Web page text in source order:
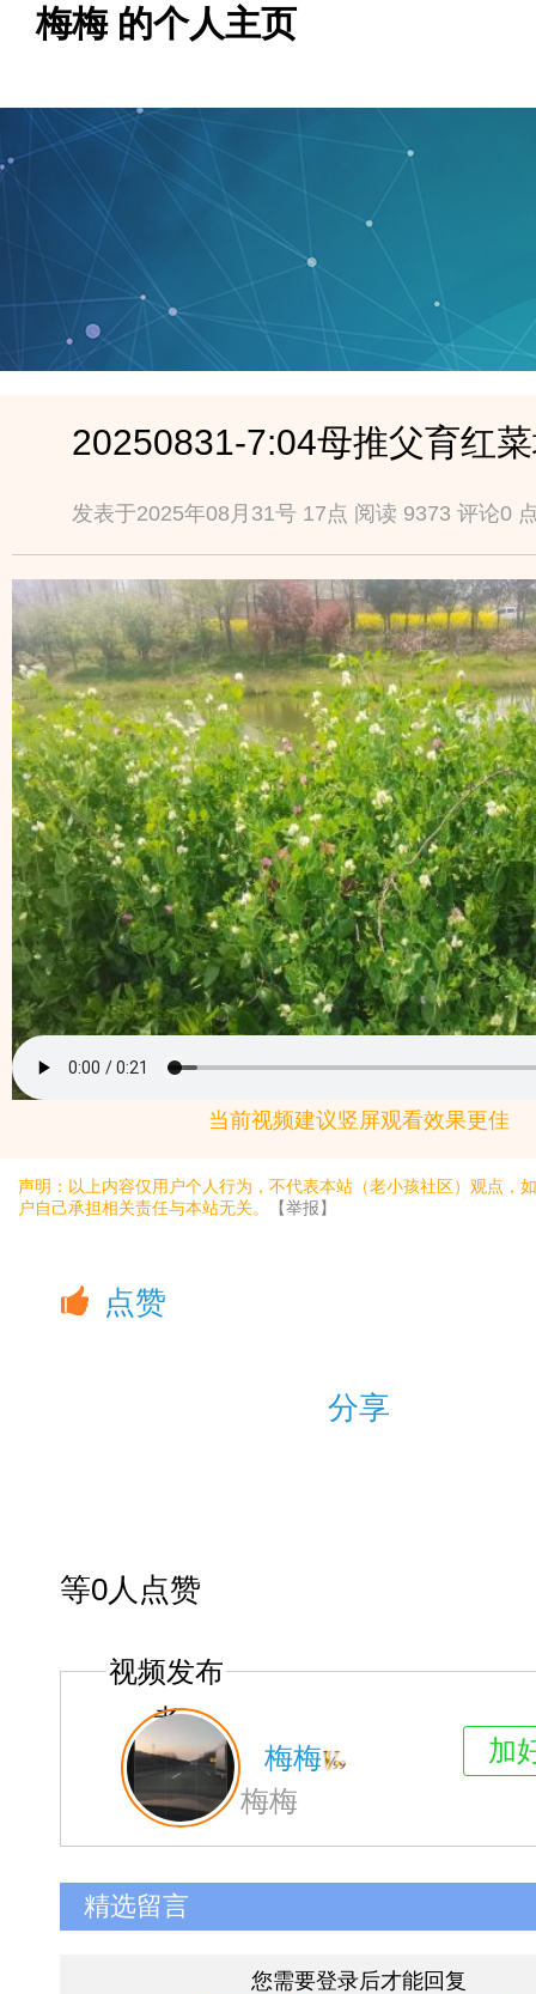
梅梅 的个人主页
发表于2025年08月31号 17点 阅读 9373 评论0
当前视频建议竖屏观看效果更佳
声明：以上内容仅用户个人行为，不代表本站（老小孩社区）观点，
户自己承担相关责任与本站无关。
【举报】
点赞
分享
等0人点赞
视频发布
者
梅梅
梅梅
加
精选留言
您需要登录后才能回复